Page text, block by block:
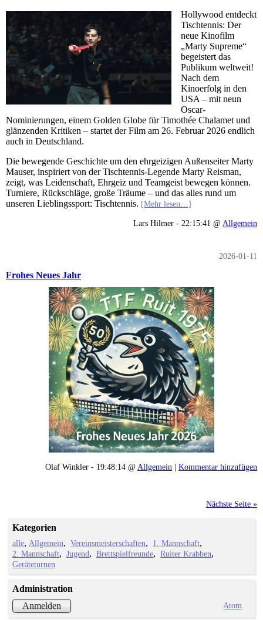
Hollywood entdeckt
Tischtennis: Der
neue Kinofilm
„Marty Supreme“
begeistert das
Publikum weltweit!
Nach dem
Kinoerfolg in den
USA – mit neun
Oscar-
Nominierungen, einem Golden Globe für Timothée Chalamet und
glänzenden Kritiken – startet der Film am 26. Februar 2026 endlich
auch in Deutschland.
Die bewegende Geschichte um den ehrgeizigen Außenseiter Marty
Mauser, inspiriert von der Tischtennis-Legende Marty Reisman,
zeigt, was Leidenschaft, Ehrgeiz und Teamgeist bewegen können.
Turniere, Rückschläge, große Träume – und das alles rund um
unseren Lieblingssport: Tischtennis. [Mehr lesen…]
Lars Hilmer - 22:15:41 @ Allgemein
2026-01-11
Frohes Neues Jahr
Olaf Winkler - 19:48:14 @Allgemein | Kommentar hinzufügen
Nächste Seite »
Kategorien
alle Allgemein Vereinsmeisterschaften
1. Mannschaft
2. Mannschaft
Jugend Brettspielfreunde
Ruiter Krabben
Geräteturnen
Administration
Anmelden
Atom